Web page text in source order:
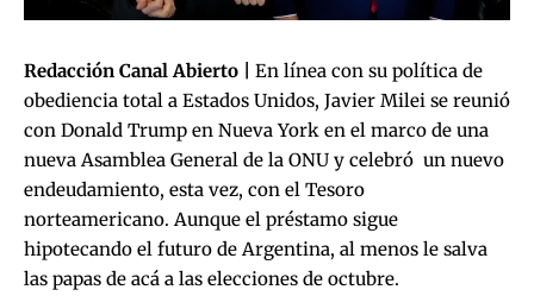
Redacción Canal Abierto | En línea con su política de
obediencia total a Estados Unidos, Javier Milei se reunió
con Donald Trump en Nueva York en el marco de una
nueva Asamblea General de la ONU y celebró un nuevo
endeudamiento, esta vez, con el Tesoro
norteamericano. Aunque el préstamo sigue
hipotecando el futuro de Argentina, al menos le salva
las papas de acá a las elecciones de octubre.